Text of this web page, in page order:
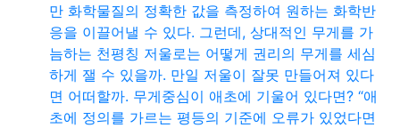
만 화학물질의 정확한 값을 측정하여 원하는 화학반
응을 이끌어낼 수 있다. 그런데, 상대적인 무게를 가
늠하는 천평칭 저울로는 어떻게 권리의 무게를 세심
하게 잴 수 있을까. 만일 저울이 잘못 만들어져 있다
면 어떠할까. 무게중심이 애초에 기울어 있다면? “애
초에 정의를 가르는 평등의 기준에 오류가 있었다면